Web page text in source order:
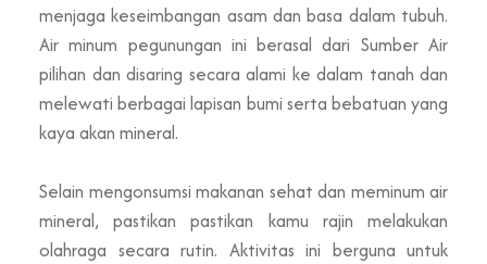
menjaga keseimbangan asam dan basa dalam tubuh.
Air minum pegunungan ini berasal dari Sumber Air
pilihan dan disaring secara alami ke dalam tanah dan
melewati berbagai lapisan bumi serta bebatuan yang
kaya akan mineral.
Selain mengonsumsi makanan sehat dan meminum air
mineral, pastikan pastikan kamu rajin melakukan
olahraga secara rutin. Aktivitas ini berguna untuk